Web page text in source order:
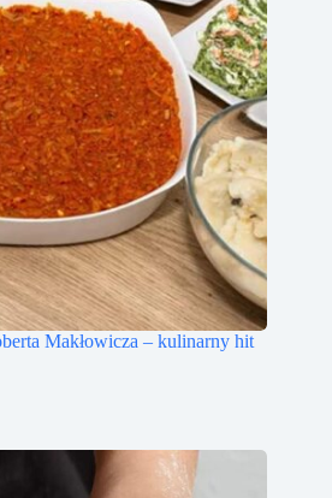
Makłowicza – kulinarny hit